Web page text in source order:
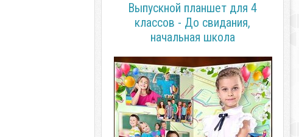
Выпускной планшет для 4
классов - До свидания,
начальная школа